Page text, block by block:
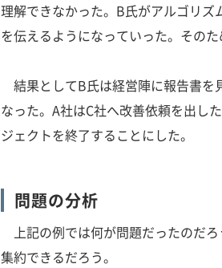
理解できなかった。B氏がアルゴリ
を伝えるようになっていった。その
結果としてB氏は経営陣に報告書を
なった。A社はC社へ改善依頼を出し
ジェクトを終了することにした。
問題の分析
上記の例では何が問題だったのだ
集約できるだろう。